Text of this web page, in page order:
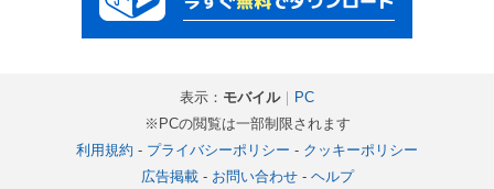
表示： モバイル｜ PC
※PCの閲覧は一部制限されます
利用規約 - プライバシーポリシー - クッキーポリシー
広告掲載- お問い合わせ- ヘルプ